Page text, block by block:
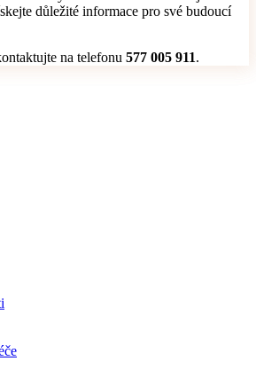
důležité informace pro své budoucí
na telefonu 577 005 911.